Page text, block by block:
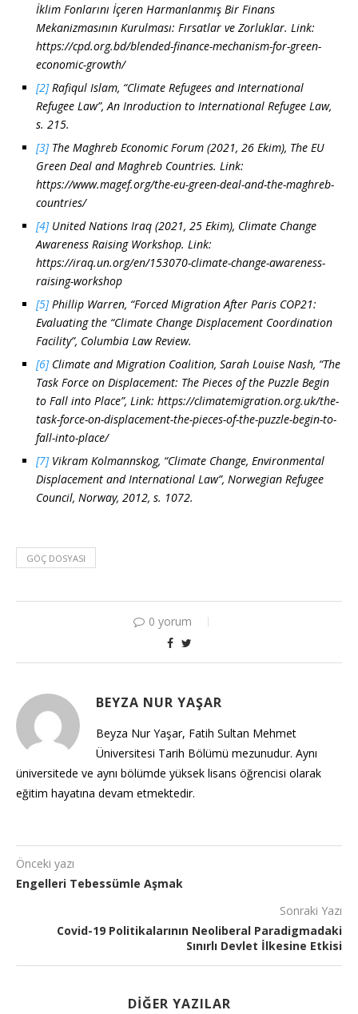
İklim Fonlarını İçeren Harmanlanmış Bir Finans
Mekanizmasının Kurulması: Fırsatlar ve Zorluklar. Link:
https://cpd.org.bd/blended-finance-mechanism-for-green-
economic-growth/
[2]Rafiqul Islam, “Climate Refugees and International
Refugee Law”, An Inroduction to International Refugee Law,
s. 215.
[3]The Maghreb Economic Forum (2021, 26 Ekim), The EU
Green Deal and Maghreb Countries. Link:
https://www.magef.org/the-eu-green-deal-and-the-maghreb-
countries/
[4]United Nations Iraq (2021, 25 Ekim), Climate Change
Awareness Raising Workshop. Link:
https://iraq.un.org/en/153070-climate-change-awareness-
raising-workshop
[5]Phillip Warren, “Forced Migration After Paris COP21:
Evaluating the “Climate Change Displacement Coordination
Facility”, Columbia Law Review.
[6]Climate and Migration Coalition, Sarah Louise Nash, “The
Task Force on Displacement: The Pieces of the Puzzle Begin
to Fall into Place”, Link: https://climatemigration.org.uk/the-
task-force-on-displacement-the-pieces-of-the-puzzle-begin-to-
fall-into-place/
[7]Vikram Kolmannskog, “Climate Change, Environmental
Displacement and International Law”, Norwegian Refugee
Council, Norway, 2012, s. 1072.
GÖÇ DOSYASI
0 yorum
BEYZA NUR YAŞAR
Beyza Nur Yaşar, Fatih Sultan Mehmet
Üniversitesi Tarih Bölümü mezunudur. Aynı
üniversitede ve aynı bölümde yüksek lisans öğrencisi olarak
eğitim hayatına devam etmektedir.
Önceki yazı
Engelleri Tebessümle Aşmak
Sonraki Yazı
Covid-19 Politikalarının Neoliberal Paradigmadaki
Sınırlı Devlet İlkesine Etkisi
DIĞER YAZILAR